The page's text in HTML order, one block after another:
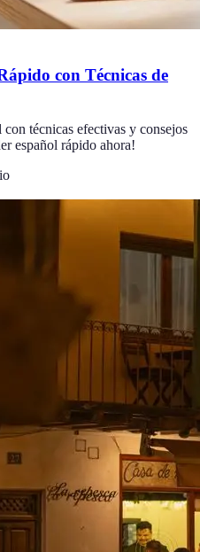
con Técnicas de
técnicas efectivas y consejos
español rápido ahora!